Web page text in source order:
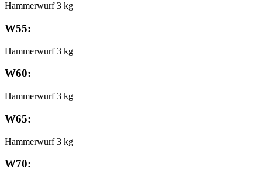
Hammerwurf 3 kg
W55:
Hammerwurf 3 kg
W60:
Hammerwurf 3 kg
W65:
Hammerwurf 3 kg
W70: